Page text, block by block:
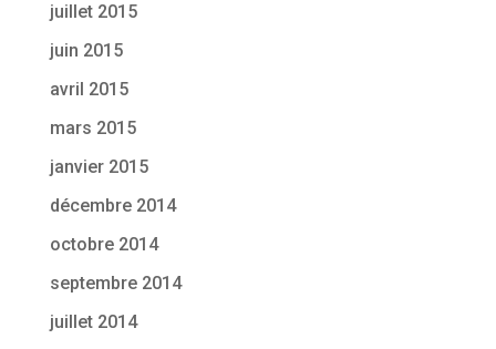
juillet 2015
juin 2015
avril 2015
mars 2015
janvier 2015
décembre 2014
octobre 2014
septembre 2014
juillet 2014